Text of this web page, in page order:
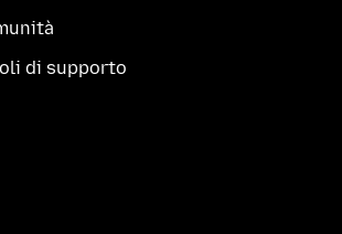
di supporto